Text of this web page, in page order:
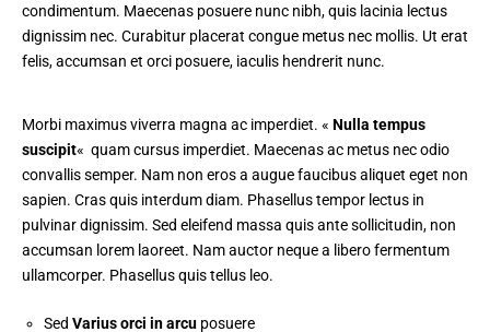
condimentum. Maecenas posuere nunc nibh, quis lacinia lectus
dignissim nec. Curabitur placerat congue metus nec mollis. Ut erat
felis,accumsan et orci posuere, iaculis hendrerit nunc.
Morbi maximus viverra magna ac imperdiet. « Nulla tempus
suscipit« quam cursus imperdiet. Maecenas ac metus nec odio
convallis semper. Nam non eros a augue faucibus aliquet eget non
sapien. Cras quis interdum diam. Phasellus tempor lectus in
pulvinar dignissim. Sed eleifend massa quis ante sollicitudin, non
accumsan lorem laoreet. Nam auctor neque a libero fermentum
ullamcorper. Phasellus quis tellus leo.
Sed Varius orci in arcu posuere